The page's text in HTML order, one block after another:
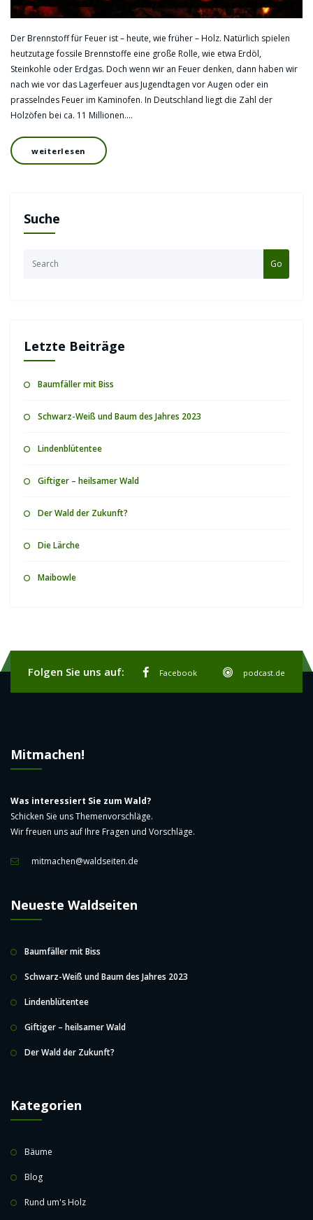
Der Brennstoff für Feuer ist – heute, wie früher – Holz. Natürlich spielen
heutzutage fossile Brennstoffe eine große Rolle, wie etwa Erdöl,
Steinkohle oder Erdgas. Doch wenn wir an Feuer denken, dann haben wir
nach wie vor das Lagerfeuer aus Jugendtagen vor Augen oder ein
prasselndes Feuer im Kaminofen. In Deutschland liegt die Zahl der
Holzöfen bei ca. 11 Millionen.…
weiterlesen
Suche
Go
Letzte Beiträge
Baumfäller mit Biss
Schwarz-Weiß und Baum des Jahres 2023
Lindenblütentee
Giftiger – heilsamer Wald
Der Wald der Zukunft?
Die Lärche
Maibowle
Folgen Sie uns auf: Facebook podcast.de
Mitmachen!
Was interessiert Sie zum Wald?
Schicken Sie uns Themenvorschläge.
Wir freuen uns auf Ihre Fragen und Vorschläge.
mitmachen@waldseiten.de
Neueste Waldseiten
Baumfäller mit Biss
Schwarz-Weiß und Baum des Jahres 2023
Lindenblütentee
Giftiger – heilsamer Wald
Der Wald der Zukunft?
Kategorien
Bäume
Blog
Rund um's Holz